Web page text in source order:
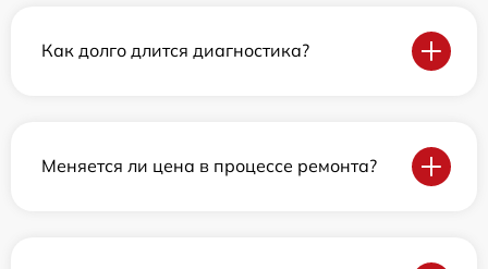
Как долго длится диагностика?
Меняется ли цена в процессе ремонта?